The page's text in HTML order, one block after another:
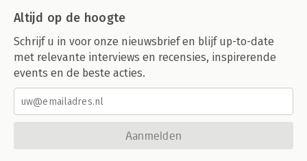
Altijd op de hoogte
Schrijf u in voor onze nieuwsbrief en blijf up-to-date
met relevante interviews en recensies, inspirerende
events en de beste acties.
Aanmelden